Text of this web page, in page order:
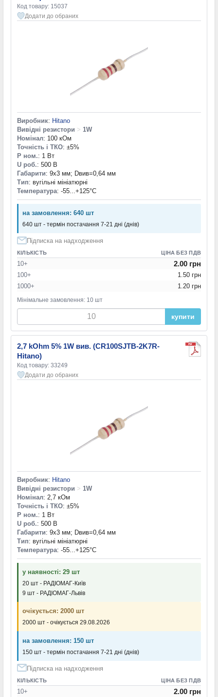
Код товару: 15037
Додати до обраних
Виробник: Hitano
Вивідні резистори > 1W
Номінал: 100 кОм
Точність і ТКО: ±5%
P ном.: 1 Вт
U роб.: 500 В
Габарити: 9х3 мм; Dвив=0,64 мм
Тип: вугільні мініатюрні
Температура: -55...+125°С
на замовлення: 640 шт
640 шт - термін постачання 7-21 дні (днів)
Підписка на надходження
КІЛЬКІСТЬ ЦІНА БЕЗ ПДВ
10+ 2.00 грн
100+
1.50 грн
1000+
1.20 грн
Мінімальне замовлення: 10 шт
купити
2,7 kOhm 5% 1W вив. (CR100SJTB-2K7R-
Hitano)
Код товару: 33249
Додати до обраних
Виробник: Hitano
Вивідні резистори > 1W
Номінал: 2,7 кОм
Точність і ТКО: ±5%
P ном.: 1 Вт
U роб.: 500 В
Габарити: 9х3 мм; Dвив=0,64 мм
Тип: вугільні мініатюрні
Температура: -55...+125°С
у наявності: 29 шт
20 шт - РАДІОМАГ-Київ
9 шт - РАДІОМАГ-Львів
очікується: 2000 шт
2000 шт - очікується 29.08.2026
на замовлення: 150 шт
150 шт - термін постачання 7-21 дні (днів)
Підписка на надходження
КІЛЬКІСТЬ ЦІНА БЕЗ ПДВ
10+ 2.00 грн